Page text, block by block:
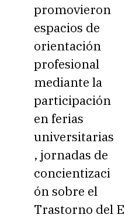
promovieron
espacios de
orientación
profesional
mediante la
participación
en ferias
universitarias
, jornadas de
concientizaci
ón sobre el
Trastorno del